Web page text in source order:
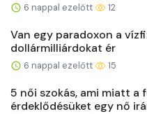
6 nappal ezelőtt 12
Van egy paradoxon a
dollármilliárdokat ér
6 nappal ezelőtt 15
5 női szokás, ami miatt a
érdeklődésüket egy nő